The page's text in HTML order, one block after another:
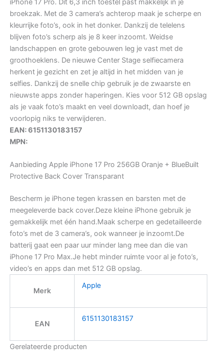
iPhone 17 Pro. Dit 6,3 inch toestel past makkelijk in je
broekzak. Met de 3 camera’s achterop maak je scherpe en
kleurrijke foto’s, ook in het donker. Dankzij de telelens
blijven foto’s scherp als je 8 keer inzoomt. Weidse
landschappen en grote gebouwen leg je vast met de
groothoeklens. De nieuwe Center Stage selfiecamera
herkent je gezicht en zet je altijd in het midden van je
selfies. Dankzij de snelle chip gebruik je de zwaarste en
nieuwste apps zonder haperingen. Kies voor 512 GB opslag
als je vaak foto’s maakt en veel downloadt, dan hoef je
voorlopig niks te verwijderen.
EAN: 6151130183157
MPN:
Aanbieding Apple iPhone 17 Pro 256GB Oranje + BlueBuilt
Protective Back Cover Transparant
Bescherm je iPhone tegen krassen en barsten met de
meegeleverde back cover.Deze kleine iPhone gebruik je
gemakkelijk met één hand.Maak scherpe en gedetailleerde
foto’s met de 3 camera’s, ook wanneer je inzoomt.De
batterij gaat een paar uur minder lang mee dan die van
iPhone 17 Pro Max.Je hebt minder ruimte voor al je foto’s,
video’s en apps dan met 512 GB opslag.
Merk
Apple
EAN
6151130183157
Gerelateerde producten